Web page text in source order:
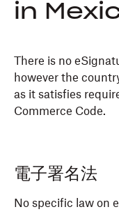
in
There is no
however the
as it satisfies
Commerce Code.
電子署名法
No specific law on